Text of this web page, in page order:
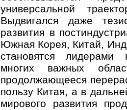
универсальной
Выдвигался даже
развития в
Южная Корея, Китай,
становятся лидерами
многих важных
продолжающееся
пользу Китая, а в
мирового развития